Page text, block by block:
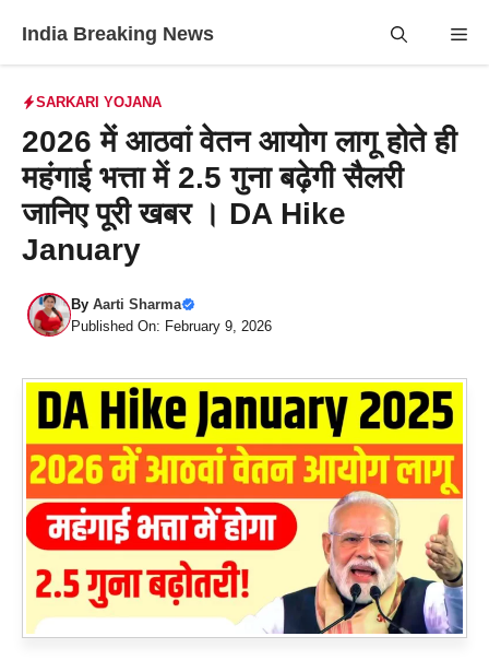
India Breaking News
SARKARI YOJANA
2026 में आठवां वेतन आयोग लागू होते ही
महंगाई भत्ता में 2.5 गुना बढ़ेगी सैलरी
जानिए पूरी खबर । DA Hike
January
By Aarti Sharma
Published On: February 9, 2026